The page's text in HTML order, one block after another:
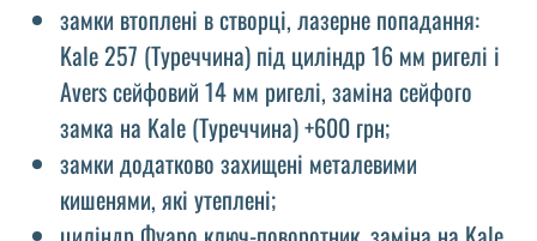
замки втоплені в створці, лазерне попадання:
Kale 257 (Туреччина) під циліндр 16 мм ригелі і
Avers сейфовий 14 мм ригелі, заміна сейфого
замка на Kale (Туреччина) +600 грн;
замки додатково захищені металевими
кишенями, які утеплені;